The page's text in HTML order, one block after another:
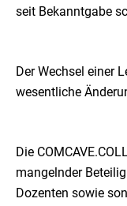
seit Bekanntgabe
Der Wechsel einer
wesentliche
Die
mangelnder
Dozenten sowie